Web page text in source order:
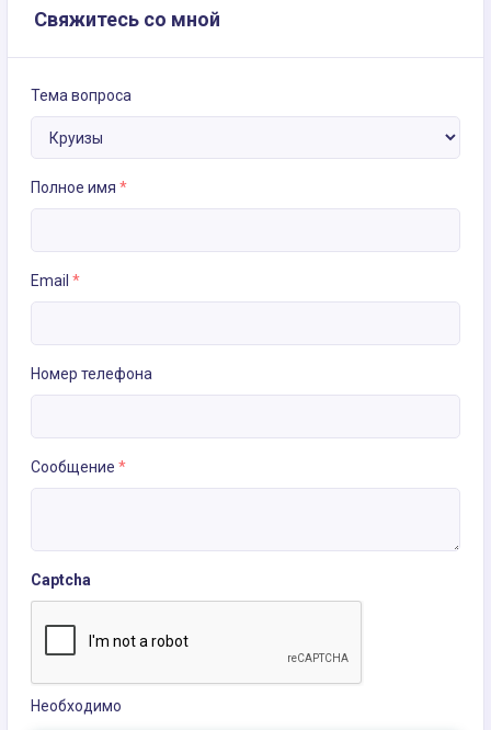
Свяжитесь со мной
Тема вопроса
Полное имя *
Email *
Номер телефона
Сообщение *
Captcha
Необходимо